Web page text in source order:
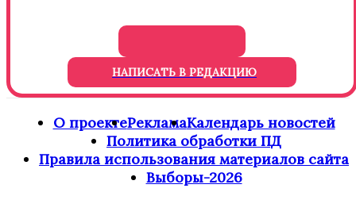
НАПИСАТЬ В РЕДАКЦИЮ
О проектеРекламаКалендарь новостей
Политика обработки ПД
Правила использования материалов сайта
Выборы-2026